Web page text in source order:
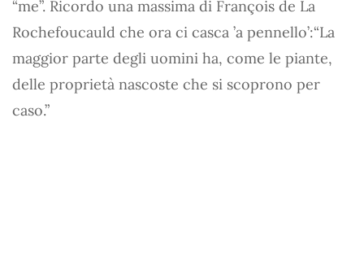
“me”. Ricordo una massima di François de La
Rochefoucauld che ora ci casca ’a pennello’:“La
maggior parte degli uomini ha, come le piante,
delle proprietà nascoste che si scoprono per
caso.”